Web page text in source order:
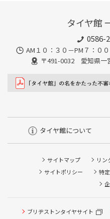
タイヤ館
0586-
AM１０：３０－PM７：０
〒491-0032 愛知県一
タイヤ館について
サイトマップ リン
サイトポリシー
特
ブリヂストンタイヤサイト
タイヤ点検・安全点検/タ